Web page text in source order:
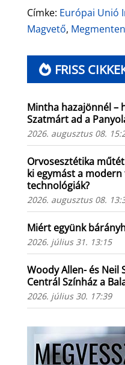
Címke: Európai Unió
Magvető,
FRISS
Mintha hazajönnél –
Szatmárt ad a
2026. augusztus 08.
Orvosesztétika
ki egymást a
technológiák?
2026. augusztus 08.
Miért együnk
2026. július 31. 13:15
Woody Allen- és Neil
Centrál Színház a
2026. július 30. 17:39